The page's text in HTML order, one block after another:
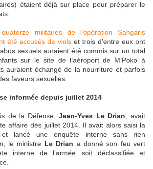
étaient déjà sur place pour préparer le
quatorze militaires de l’opération Sangaris
été accusés de viols et trois d’entre eux ont
sexuels auraient été commis sur un total
sur le site de l’aéroport de M’Poko à
auraient échangé de la nourriture et parfois
faveurs sexuelles.
informée depuis juillet 2014
de la Défense,Jean-Yves Le Drian , avait
affaire dès juillet 2014. Il avait alors saisi la
et lancé une enquête interne sans rien
le ministre Le Drian a donné son feu vert
interne de l’armée soit déclassifiée et